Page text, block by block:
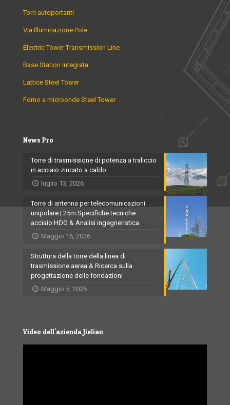
Torri autoportanti
Via Illuminazione Pole
Electric Tower Transmission Line
Base Station integrata
Lattice Steel Tower
Forno a microonde Steel Tower
News Pro
Torre di trasmissione di potenza a traliccio
in acciaio zincato a caldo
luglio 13, 2026
Torre di antenna per telecomunicazioni
unipolare | 25m Specifiche tecniche
acciaio HDG & Analisi ingegneristica
Maggio 16, 2026
Struttura della torre della linea di
trasmissione aerea & Ricerca sulla
progettazione delle fondazioni
Maggio 5, 2026
Video dell'azienda Jielian